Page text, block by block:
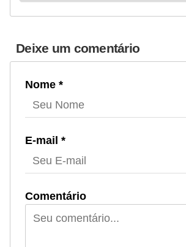
Deixe um comentário
Nome *
E-mail *
Comentário